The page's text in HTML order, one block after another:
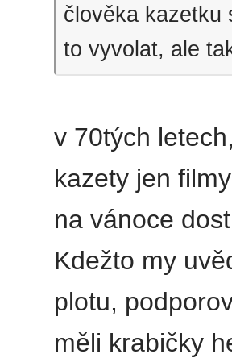
člověka kazetku
to vyvolat, ale
v 70tých
kazety jen
na vánoce
Kdežto my
plotu,
měli krabičky